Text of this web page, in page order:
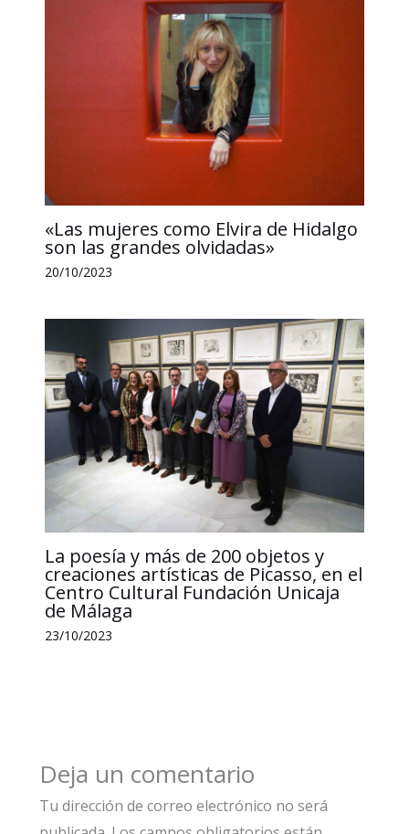
«Las mujeres como Elvira de Hidalgo
son las grandes olvidadas»
20/10/2023
La poesía y más de 200 objetos y
creaciones artísticas de Picasso, en el
Centro Cultural Fundación Unicaja
de Málaga
23/10/2023
Deja un comentario
Tu dirección de correo electrónico no será